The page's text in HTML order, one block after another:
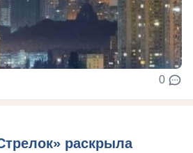
0
раскрыла